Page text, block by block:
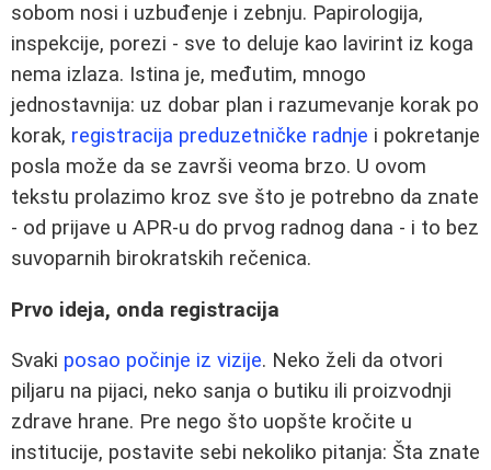
sobom nosi i uzbuđenje i zebnju. Papirologija,
inspekcije, porezi - sve to deluje kao lavirint iz koga
nema izlaza. Istina je, međutim, mnogo
jednostavnija: uz dobar plan i razumevanje korak po
korak, registracija preduzetničke radnje i pokretanje
posla može da se završi veoma brzo. U ovom
tekstu prolazimo kroz sve što je potrebno da znate
- od prijave u APR‑u do prvog radnog dana - i to bez
suvoparnih birokratskih rečenica.
Prvo ideja, onda registracija
Svaki posao počinje iz vizije. Neko želi da otvori
piljaru na pijaci, neko sanja o butiku ili proizvodnji
zdrave hrane. Pre nego što uopšte kročite u
institucije, postavite sebi nekoliko pitanja: Šta znate